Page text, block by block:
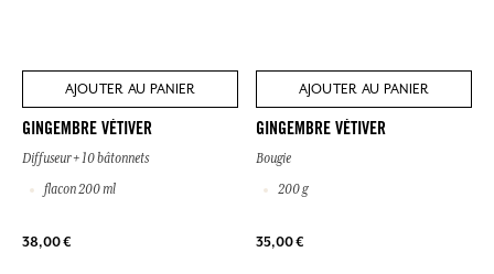
AJOUTER AU PANIER
GINGEMBRE VÉTIVER
Diffuseur + 10 bâtonnets
flacon 200 ml
38,00 €
AJOUTER AU PANIER
GINGEMBRE VÉTIVER
Bougie
200 g
35,00 €